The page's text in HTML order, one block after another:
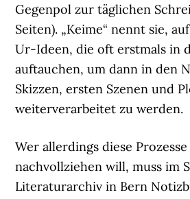
Gegenpol zur täglichen
Seiten). „Keime“ nennt sie,
Ur-Ideen, die oft erstmals in
auftauchen, um dann in den
Skizzen, ersten Szenen und
weiterverarbeitet zu werden.
Wer allerdings diese
nachvollziehen will, muss im
Literaturarchiv in Bern